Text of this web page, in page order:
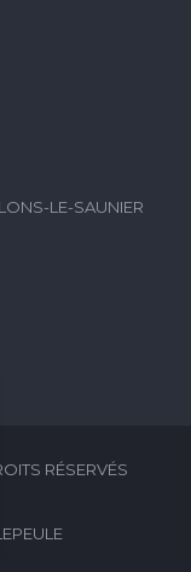
LE-SAUNIER
RÉSERVÉS